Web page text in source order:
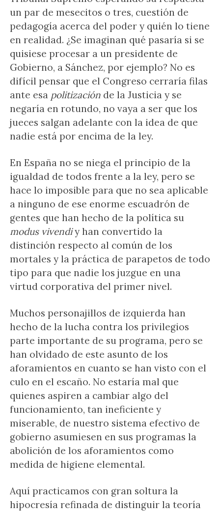
un par de mesecitos o tres, cuestión de
pedagogía acerca del poder y quién lo tiene
en realidad. ¿Se imaginan qué pasaría si se
quisiese procesar a un presidente de
Gobierno, a Sánchez, por ejemplo? No es
difícil pensar que el Congreso cerraría filas
ante esa politización de la Justicia y se
negaría en rotundo, no vaya a ser que los
jueces salgan adelante con la idea de que
nadie está por encima de la ley.
En España no se niega el principio de la
igualdad de todos frente a la ley, pero se
hace lo imposible para que no sea aplicable
a ninguno de ese enorme escuadrón de
gentes que han hecho de la política su
modus vivendiy han convertido la
distinción respecto al común de los
mortales y la práctica de parapetos de todo
tipo para que nadie los juzgue en una
virtud corporativa del primer nivel.
Muchos personajillos de izquierda han
hecho de la lucha contra los privilegios
parte importante de su programa, pero se
han olvidado de este asunto de los
aforamientos en cuanto se han visto con el
culo en el escaño. No estaría mal que
quienes aspiren a cambiar algo del
funcionamiento, tan ineficiente y
miserable, de nuestro sistema efectivo de
gobierno asumiesen en sus programas la
abolición de los aforamientos como
medida de higiene elemental.
Aquí practicamos con gran soltura la
hipocresía refinada de distinguir la teoría